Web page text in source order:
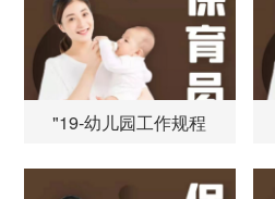
"19-幼儿园工作规程